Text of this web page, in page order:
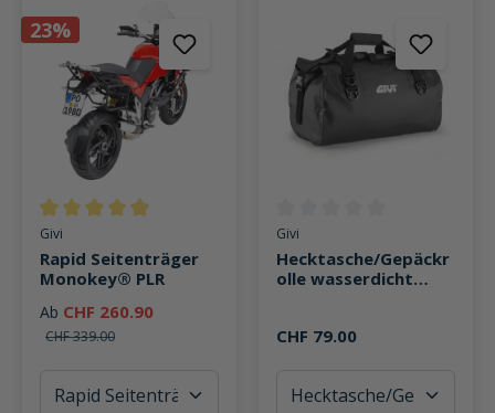
23%
Durchschnittliche Bewertung von 4.9 von 5 Sternen
Givi
Rapid Seitenträger
Monokey® PLR
Ab CHF 260.90
CHF 339.00
Durchschnittliche Bewertung
Givi
Hecktasche/Gepäckr
olle wasserdicht
CHF 79.00